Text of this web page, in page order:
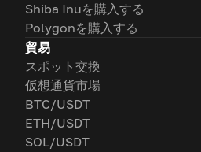
Shiba Inuを購入する
Polygonを購入する
貿易
スポット交換
仮想通貨市場
BTC/USDT
ETH/USDT
SOL/USDT